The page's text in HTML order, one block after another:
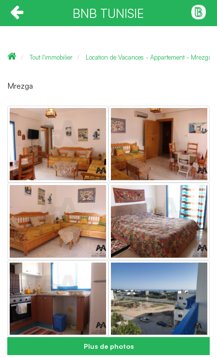
BNB TUNISIE
Tout l'immobilier Location de Vacances - Appartement - Mrezga
Mrezga
Plus de photos